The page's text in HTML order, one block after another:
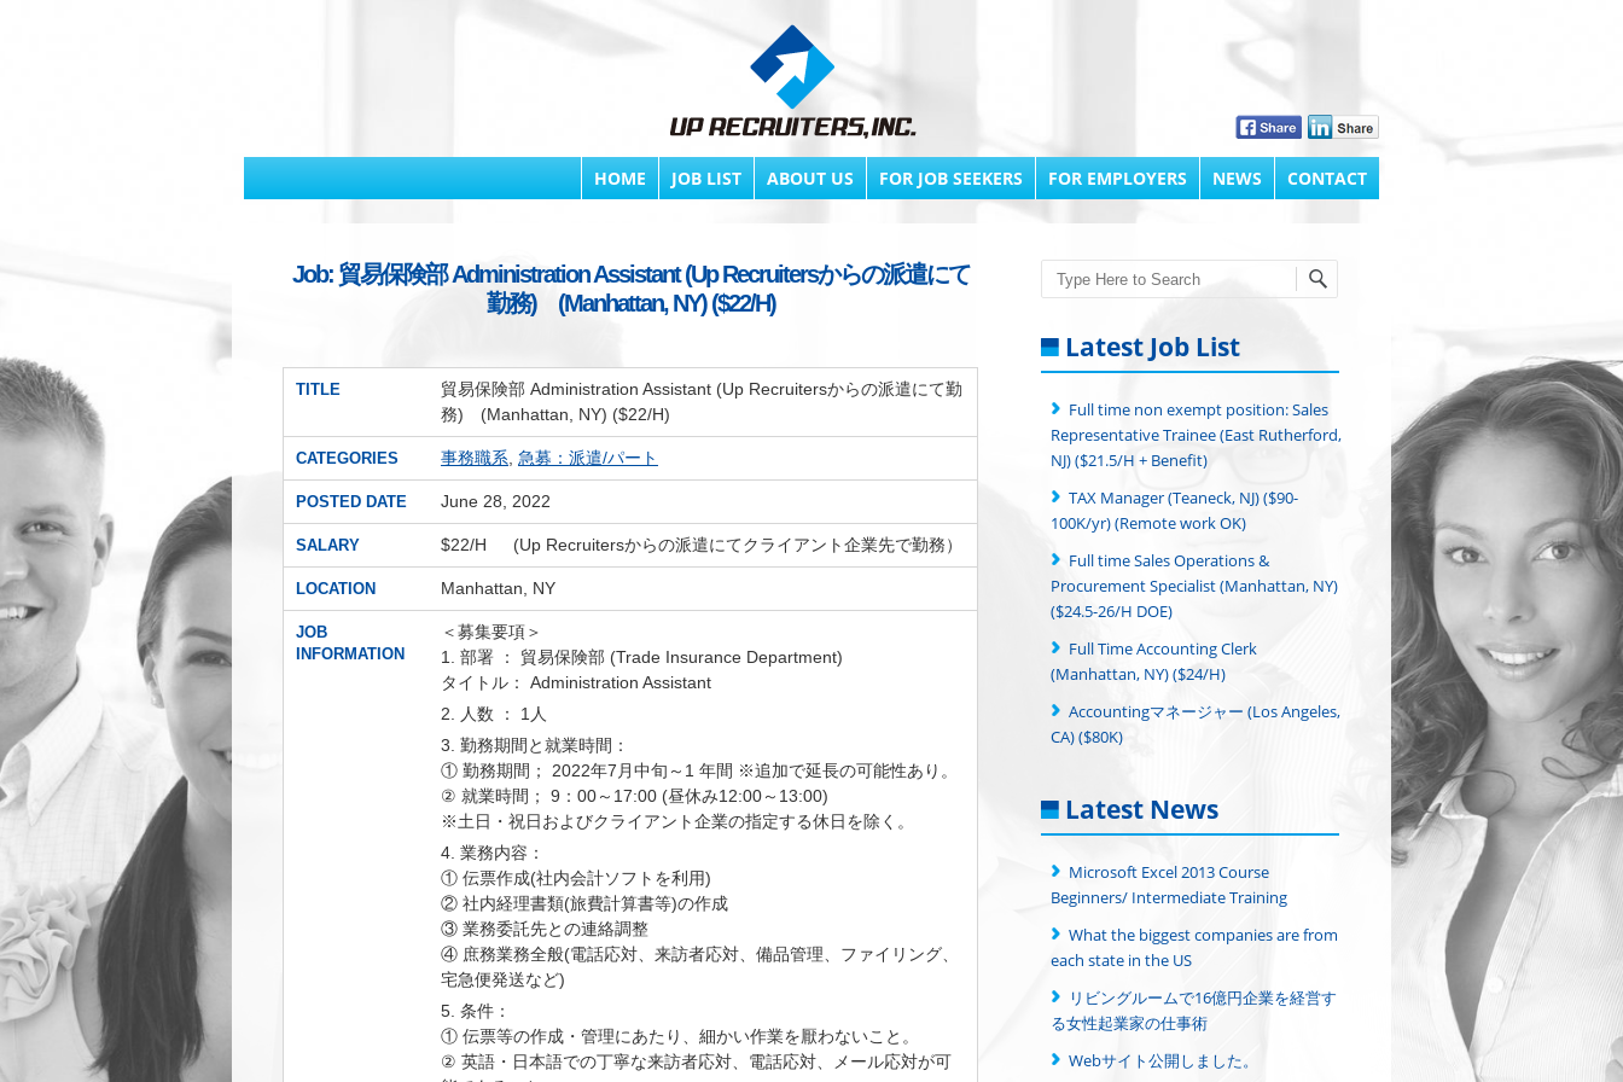
HOME JOB LIST ABOUT US FOR JOB SEEKERS FOR EMPLOYERS NEWS CONTACT
Job: 貿易保険部 Administration Assistant (Up Recruitersからの派遣にて
勤務) (Manhattan, NY) ($22/H)
TITLE
貿易保険部 Administration Assistant (Up Recruitersからの派遣にて勤
務) (Manhattan, NY) ($22/H)
CATEGORIES 事務職系 急募：派遣/パート
POSTED DATE June 28, 2022
SALARY $22/H (Up Recruitersからの派遣にてクライアント企業先で勤務）
LOCATION Manhattan, NY
JOB
INFORMATION
＜募集要項＞
1. 部署 ： 貿易保険部 (Trade Insurance Department)
タイトル： Administration Assistant
2. 人数 ： 1人
3. 勤務期間と就業時間：
① 勤務期間； 2022年7月中旬～1 年間 ※追加で延長の可能性あり。
② 就業時間； 9：00～17:00 (昼休み12:00～13:00)
※土日・祝日およびクライアント企業の指定する休日を除く。
4. 業務内容：
① 伝票作成(社内会計ソフトを利用)
② 社内経理書類(旅費計算書等)の作成
③ 業務委託先との連絡調整
④ 庶務業務全般(電話応対、来訪者応対、備品管理、ファイリング、
宅急便発送など)
5. 条件：
① 伝票等の作成・管理にあたり、細かい作業を厭わないこと。
② 英語・日本語での丁寧な来訪者応対、電話応対、メール応対が可
Search
Latest Job List
Full time non exempt position: Sales
Representative Trainee (East Rutherford,
NJ) ($21.5/H + Benefit)
TAX Manager (Teaneck, NJ) ($90-
100K/yr) (Remote work OK)
Full time Sales Operations &
Procurement Specialist (Manhattan, NY)
($24.5-26/H DOE)
Full Time Accounting Clerk
(Manhattan, NY) ($24/H)
Accountingマネージャー (Los Angeles,
CA) ($80K)
Latest News
Microsoft Excel 2013 Course
Beginners/ Intermediate Training
What the biggest companies are from
each state in the US
リビングルームで16億円企業を経営す
る女性起業家の仕事術
Webサイト公開しました。